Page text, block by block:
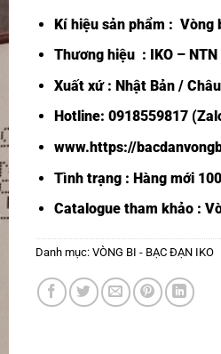
Kí hiệu sản phẩm : Vòng
Thương hiệu : IKO – NTN
Xuất xứ : Nhật Bản /
Hotline: 0918559817
www.https://
Tình trạng : Hàng mới
Catalogue tham khảo :
Danh mục: VÒNG BI - BẠC ĐẠN IKO